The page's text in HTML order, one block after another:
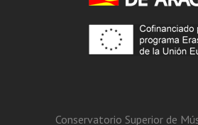
Conservatorio Superior de